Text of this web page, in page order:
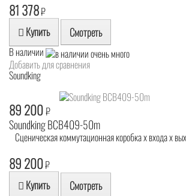
81 378₽
Купить Смотреть
В наличии
Добавить для сравнения
Soundking
89 200₽
Soundking BCB409-50m
Сценическая коммутационная коробка х входа х
89 200₽
Купить Смотреть